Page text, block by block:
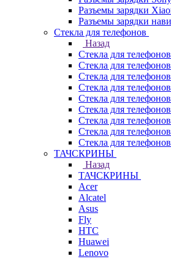
Разъемы зарядки
Разъемы зарядки
Стекла для телефонов
Назад
Стекла для телефонов
Стекла для
Стекла для
Стекла для
Стекла для
Стекла для
Стекла для
Стекла для
Стекла для
ТАЧСКРИНЫ
Назад
ТАЧСКРИНЫ
Acer
Alcatel
Asus
Fly
HTC
Huawei
Lenovo